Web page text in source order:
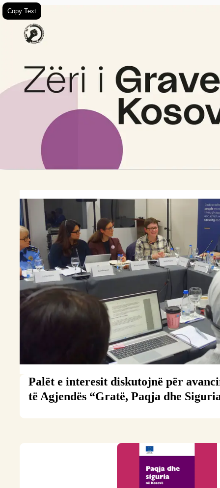
Copy Text
Palët e interesit diskutojnë për
të Agjendës “Gratë, Paqja dhe